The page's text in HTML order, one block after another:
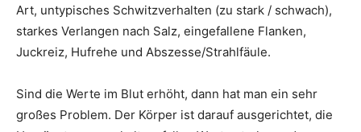
Art, untypisches Schwitzverhalten (zu stark / schwach),
starkes Verlangen nach Salz, eingefallene Flanken,
Juckreiz, Hufrehe und Abszesse/Strahlfäule.
Sind die Werte im Blut erhöht, dann hat man ein sehr
großes Problem. Der Körper ist darauf ausgerichtet, die